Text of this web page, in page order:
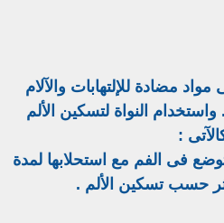
مضادة للإلتهابات والآلام
واستخدام النواة لتسكين الألم
:
فى الفم مع استحلابها لمدة
حسب تسكين الألم .